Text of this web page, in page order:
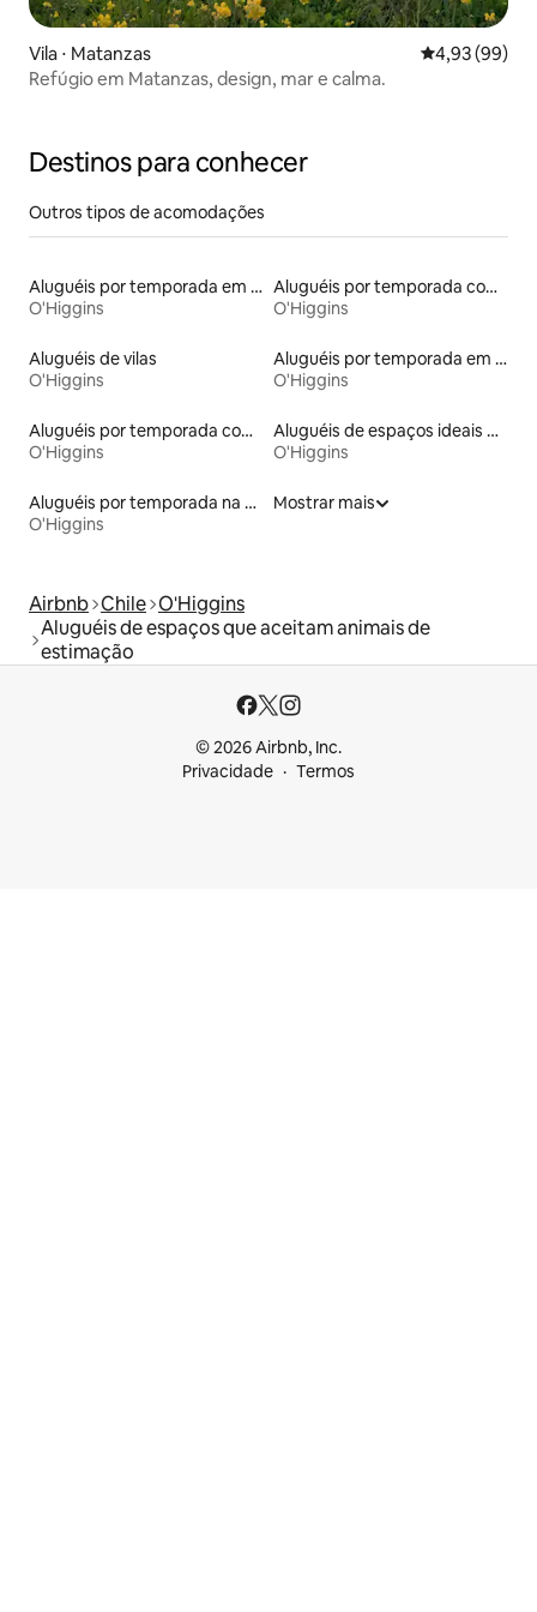
Vila ⋅ Matanzas 4,93 de uma
4,93 (99)
Refúgio em Matanzas, design, mar e calma.
Destinos para conhecer
Outros tipos de acomodações
Aluguéis por temporada em albergue
O'Higgins
Aluguéis por temporada com acesso à praia
O'Higgins
Aluguéis de vilas
O'Higgins
Aluguéis por temporada em hotéis-fazenda
O'Higgins
Aluguéis por temporada com café da manhã
O'Higgins
Aluguéis de espaços ideais para famílias
O'Higgins
Aluguéis por temporada na orla
O'Higgins
Mostrar mais
Airbnb Chile O'Higgins
Aluguéis de espaços que aceitam animais de
estimação
© 2026 Airbnb, Inc.
Privacidade
Termos